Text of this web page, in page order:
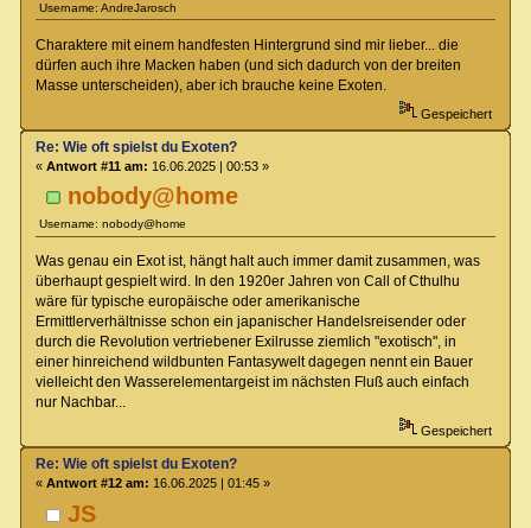
Username: AndreJarosch
Charaktere mit einem handfesten Hintergrund sind mir lieber... die
dürfen auch ihre Macken haben (und sich dadurch von der breiten
Masse unterscheiden), aber ich brauche keine Exoten.
Gespeichert
nobody@home
Username: nobody@home
Re: Wie oft spielst du Exoten?
« Antwort #11 am: 16.06.2025 | 00:53 »
Was genau ein Exot ist, hängt halt auch immer damit zusammen, was
überhaupt gespielt wird. In den 1920er Jahren von Call of Cthulhu
wäre für typische europäische oder amerikanische
Ermittlerverhältnisse schon ein japanischer Handelsreisender oder
durch die Revolution vertriebener Exilrusse ziemlich "exotisch", in
einer hinreichend wildbunten Fantasywelt dagegen nennt ein Bauer
vielleicht den Wasserelementargeist im nächsten Fluß auch einfach
nur Nachbar...
Gespeichert
JS
Re: Wie oft spielst du Exoten?
« Antwort #12 am: 16.06.2025 | 01:45 »